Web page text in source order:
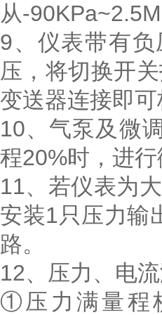
从-
9、仪表带有
压，将切换开
变送器连接即可
10、气泵及微
程20%时，进
11、若仪表为
安装1只压力输
路。
12、压力、电
①压力满量程